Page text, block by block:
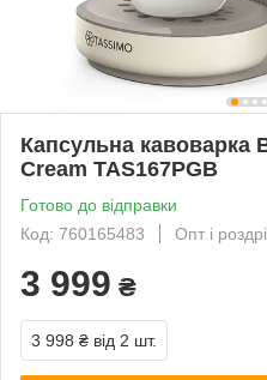
Капсульна кавоварка
Cream TAS167PGB
Готово до відправки
Код: 760165483
Опт і
3 999 ₴
3 998 ₴ від 2 шт.